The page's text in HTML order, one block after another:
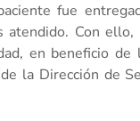
fue
Con
en beneficio
la Dirección de